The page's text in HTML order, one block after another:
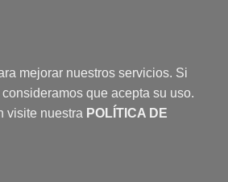
mejorar nuestros servicios. Si
que acepta su uso.
visite nuestra POLÍTICA DE